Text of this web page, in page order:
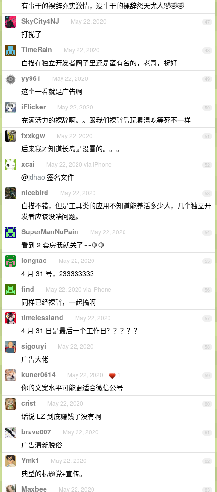
有事干的裸辞充实激情，没事干的裸辞怨天尤人🤣🤣🤣
47
SkyCity4NJ May 22, 2020
打扰了
48
TimeRain May 22, 2020
白描在独立开发者圈子里还是蛮有名的，老哥，祝好
49
yy961 May 22, 2020
这个一看就是广告啊
50
iFlicker May 22, 2020
充满活力的裸辞啊。。跟我们裸辞后玩累混吃等死不一样
51
fxxkgw May 22, 2020
后来我才知道长岛是没雪的。。。
52
xcai May 22, 2020 via iPhone
@jdhao 签名文件
53
nicebird May 22, 2020
白描不错，但是工具类的应用不知道能养活多少人，几个独立开
发者应该没啥问题。
54
SuperManNoPain May 22, 2020
看到 2 套房我就关了~~🍋🍋
55
longtao May 22, 2020
4 月 31 号，233333333
56
find May 22, 2020 via iPhone
同样已经裸辞，一起搞啊
57
timelessland May 22, 2020
4 月 31 日是最后一个工作日？？？？？
58
sigouyi May 22, 2020
广告大佬
59
kuner0614 May 22, 2020 1
你的文案水平可能更适合微信公号
60
crist May 22, 2020
话说 LZ 到底赚钱了没有啊
61
brave007 May 22, 2020
广告清新脱俗
62
Ymk1 May 22, 2020
典型的标题党+宣传。
63
Maxbee May 22, 2020